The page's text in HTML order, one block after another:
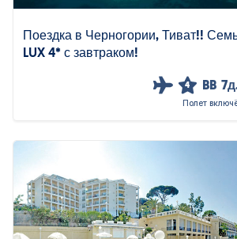
Поездка в Черногории, Тиват!!
LUX 4* с завтраком!
4 BB
Полет